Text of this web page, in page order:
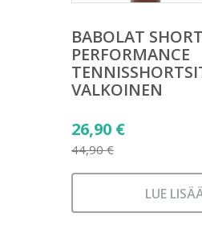
BABOLAT
PERFORMANCE
VALKOINEN
44,90€
Alkuperäinen
hinta
oli:
26,90 €
Nykyinen
on:
LUE